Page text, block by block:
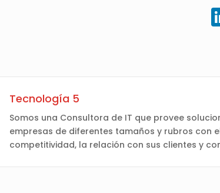
Tecnología 5
Somos una Consultora de IT que provee
empresas de diferentes tamaños y rubros con
competitividad, la relación con sus clientes y